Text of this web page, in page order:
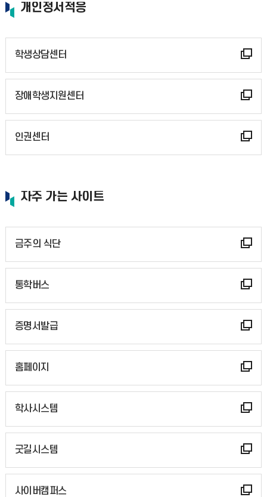
개인정서적응
학생상담센터
장애학생지원센터
인권센터
자주 가는 사이트
금주의 식단
통학버스
증명서발급
홈페이지
학사시스템
굿길시스템
사이버캠퍼스